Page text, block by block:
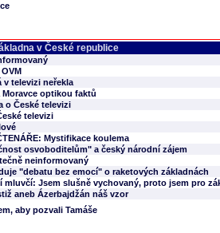
v České republice
v televizi neřekla
Moravce optikou faktů
o České televizi
televizi
Mystifikace koulema
osvoboditelům" a český národní zájem
neinformovaný
"debatu bez emocí" o raketových základnách
mluvčí: Jsem slušně vychovaný, proto jsem pro
aneb Ázerbajdžán náš vzor
aby pozvali Tamáše